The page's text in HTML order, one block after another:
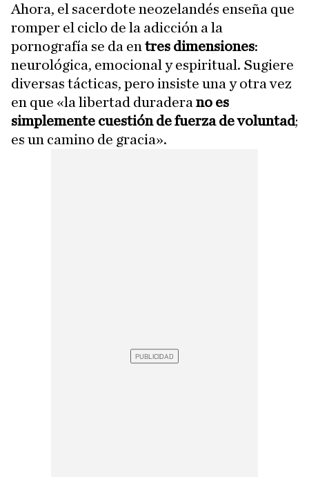
Ahora, el sacerdote neozelandés enseña que
romper el ciclo de la adicción a la
pornografía se da en tres dimensiones:
neurológica, emocional y espiritual. Sugiere
diversas tácticas, pero insiste una y otra vez
en que «la libertad duradera no es
simplemente cuestión de fuerza de voluntad;
es un camino de gracia».